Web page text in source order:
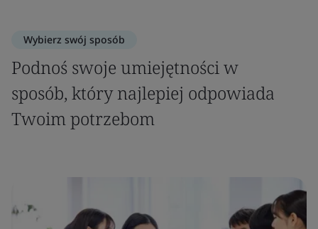
Wybierz swój sposób
Podnoś swoje umiejętności w
sposób, który najlepiej odpowiada
Twoim potrzebom